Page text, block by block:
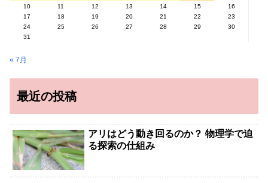
10
11 12 13 14 15
16
17
18 19 20 21 22
23
24
25 26 27 28 29
30
31
« 7月
最近の投稿
アリはどう動き回るのか？ 物理学で迫
る探索の仕組み